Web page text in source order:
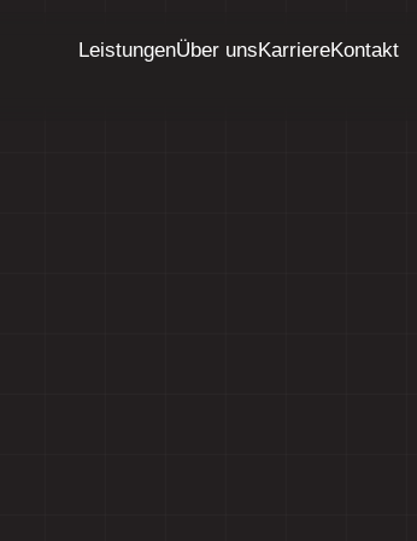
LeistungenÜber unsKarriereKontakt